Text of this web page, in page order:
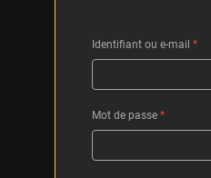
Identifiant ou e-mail *
Mot de passe *